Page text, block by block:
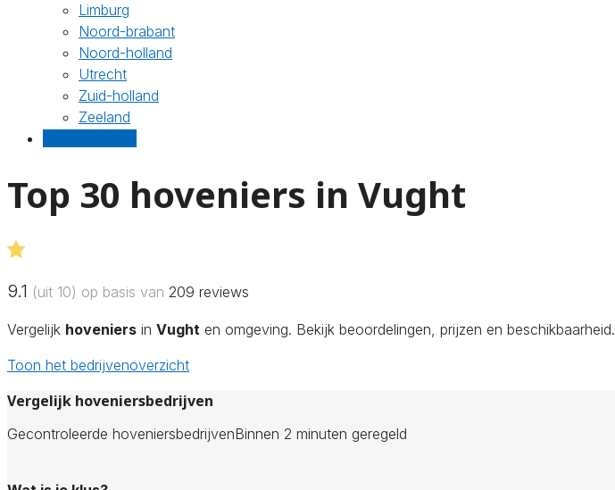
Limburg
Noord-brabant
Noord-holland
Utrecht
Zuid-holland
Zeeland
Top 30 hoveniers in Vught
9.1 (uit 10) op basis van 209 reviews
Vergelijk hoveniers in Vught en omgeving. Bekijk beoordelingen, prijzen en beschikbaarheid.
Toon het bedrijvenoverzicht
Vergelijk hoveniersbedrijven
Gecontroleerde hoveniersbedrijvenBinnen 2 minuten geregeld